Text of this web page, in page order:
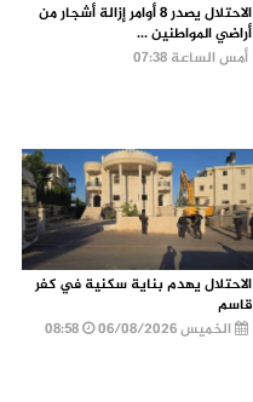
الاحتلال يصدر 8 أوامر إزالة أشجار من
أراضي المواطنين ...
أمس الساعة 07:38
الاحتلال يهدم بناية سكنية في كفر
قاسم
الخميس 06/08/2026
08:58